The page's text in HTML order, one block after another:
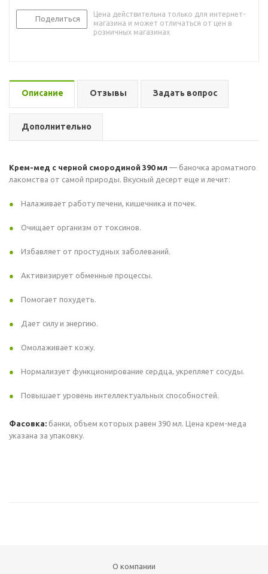
Поделиться
Цена действительна только для интернет-
магазина и может отличаться от цен в
розничных магазинах
Описание Отзывы Задать вопрос
Дополнительно
Крем-мед с черной смородиной 390 мл — баночка ароматного
лакомства от самой природы. Вкусный десерт еще и лечит:
Налаживает работу печени, кишечника и почек.
Очищает организм от токсинов.
Избавляет от простудных заболеваний.
Активизирует обменные процессы.
Помогает похудеть.
Дает силу и энергию.
Омолаживает кожу.
Нормализует функционирование сердца, укрепляет сосуды.
Повышает уровень интеллектуальных способностей.
Фасовка: банки, объем которых равен 390 мл. Цена крем-меда
указана за упаковку.
О компании